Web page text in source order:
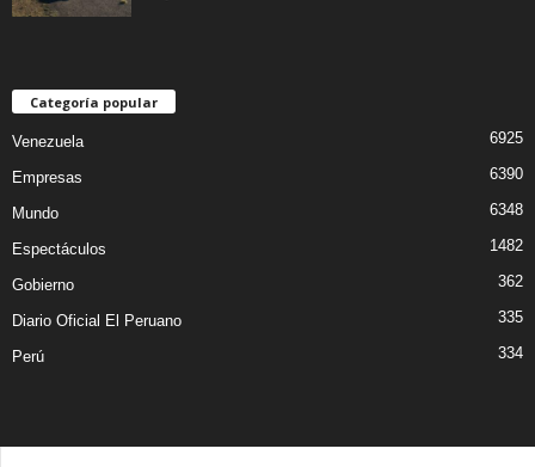
Categoría popular
Venezuela 6925
Empresas 6390
Mundo 6348
Espectáculos 1482
Gobierno 362
Diario Oficial El Peruano 335
Perú 334